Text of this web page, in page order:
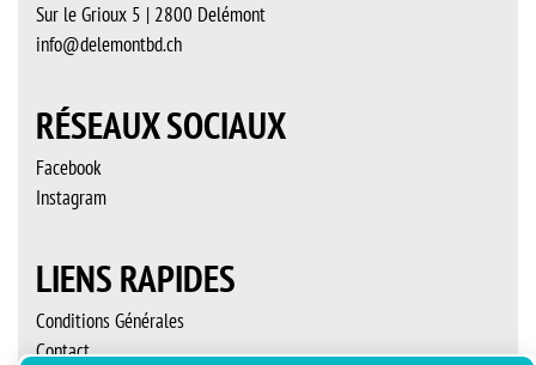
Sur le Grioux 5 | 2800 Delémont
info@delemontbd.ch
RÉSEAUX SOCIAUX
Facebook
Instagram
LIENS RAPIDES
Conditions Générales
Contact